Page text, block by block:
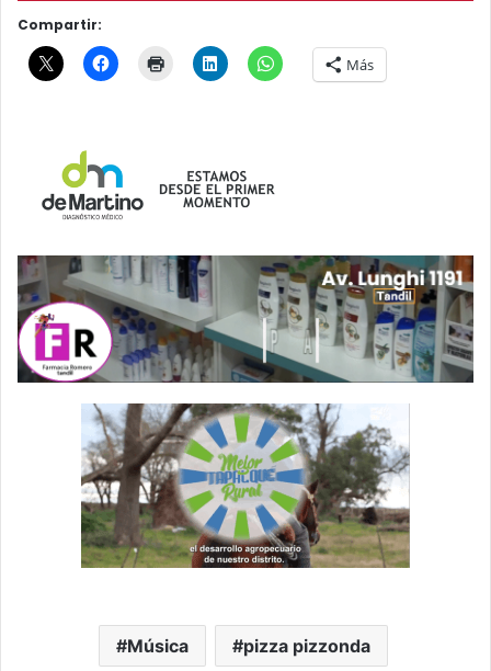
Compartir:
Más
Música pizza pizzonda